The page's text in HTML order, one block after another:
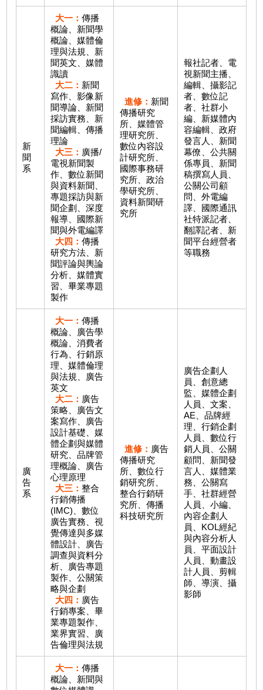
新
聞
系
大一：傳播
概論、新聞學
概論、媒體倫
理與法規、新
聞英文、媒體
識讀
大二： 新聞
寫作、影像新
聞導論、新聞
採訪實務、新
聞編輯、傳播
理論
大三： 廣播/
電視新聞製
作、數位新聞
與資料新聞、
專題採訪與新
聞企劃、深度
報導、國際新
聞與外電編譯
大四：傳播
研究方法、新
聞評論與輿論
分析、媒體實
習、畢業專題
製作
進修： 新聞
傳播研究
所、媒體管
理研究所、
數位內容設
計研究所、
國際事務研
究所、政治
學研究所、
資料新聞研
究所
報社記者、電
視新聞主播、
編輯、攝影記
者、數位記
者、社群小
編、新媒體內
容編輯、政府
發言人、新聞
幕僚、公共關
係專員、新聞
稿撰寫人員、
公關公司顧
問、外電編
譯、國際通訊
社特派記者、
翻譯記者、新
聞平台經營者
等職務
廣
告
系
大一：傳播
概論、廣告學
概論、消費者
行為、行銷原
理、媒體倫理
與法規、廣告
英文
大二： 廣告
策略、廣告文
案寫作、廣告
設計基礎、媒
體企劃與媒體
研究、品牌管
理概論、廣告
心理原理
大三：整合
行銷傳播
(IMC)、數位
廣告實務、視
覺傳達與多媒
體設計、廣告
調查與資料分
析、廣告專題
製作、公關策
略與企劃
大四： 廣告
行銷專案、畢
業專題製作、
業界實習、廣
告倫理與法規
進修： 廣告
傳播研究
所、數位行
銷研究所、
整合行銷研
究所、傳播
科技研究所
廣告企劃人
員、創意總
監、媒體企劃
人員、文案、
AE、品牌經
理、行銷企劃
人員、數位行
銷人員、公關
顧問、新聞發
言人、媒體業
務、公關寫
手、社群經營
人員、小編、
內容企劃人
員、KOL經紀
與內容分析人
員、平面設計
人員、動畫設
計人員、剪輯
師、導演、攝
影師
大一：傳播
概論、新聞與